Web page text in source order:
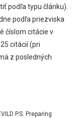
podľa typu článku).
podľa priezviska
číslom citácie v
citácií (pri
z posledných
P.S. Preparing